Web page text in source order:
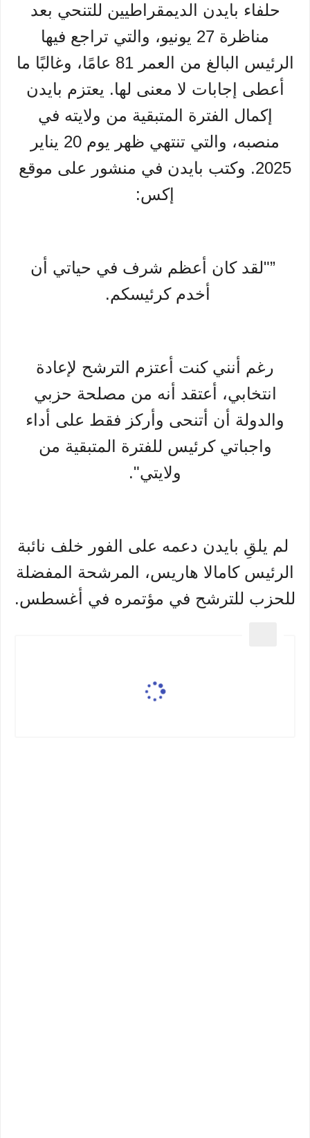
حلفاء بايدن الديمقراطيين للتنحي بعد
مناظرة 27 يونيو، والتي تراجع فيها
الرئيس البالغ من العمر 81 عامًا، وغالبًا ما
أعطى إجابات لا معنى لها. يعتزم بايدن
إكمال الفترة المتبقية من ولايته في
منصبه، والتي تنتهي ظهر يوم 20 يناير
2025. وكتب بايدن في منشور على موقع
إكس:
”"لقد كان أعظم شرف في حياتي أن
أخدم كرئيسكم.
رغم أنني كنت أعتزم الترشح لإعادة
انتخابي، أعتقد أنه من مصلحة حزبي
والدولة أن أتنحى وأركز فقط على أداء
واجباتي كرئيس للفترة المتبقية من
ولايتي".
لم يلقِ بايدن دعمه على الفور خلف نائبة
الرئيس كامالا هاريس، المرشحة المفضلة
للحزب للترشح في مؤتمره في أغسطس.